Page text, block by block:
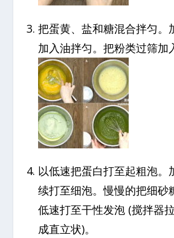
把蛋黄、盐和糖混合拌匀。
加入油拌匀。把粉类过筛加
以低速把蛋白打至起粗泡。
续打至细泡。慢慢的把细砂
低速打至干性发泡 (搅拌器
成直立状)。